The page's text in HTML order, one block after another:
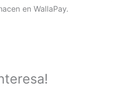
en WallaPay.